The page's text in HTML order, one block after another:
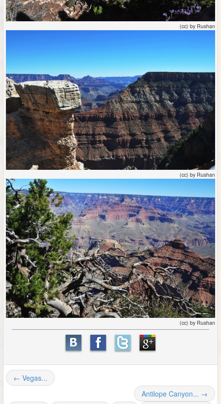
(cc) by Rushan
(cc) by Rushan
(cc) by Rushan
← Vegas...
Antilope Canyon... →